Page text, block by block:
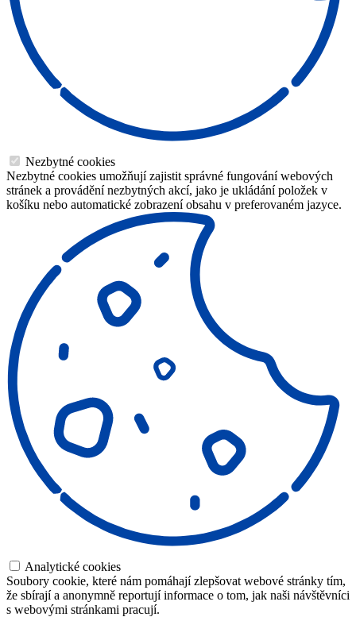
Nezbytné cookies
Nezbytné cookies umožňují zajistit správné fungování webových
stránek a provádění nezbytných akcí, jako je ukládání položek v
košíku nebo automatické zobrazení obsahu v preferovaném jazyce.
Analytické cookies
Soubory cookie, které nám pomáhají zlepšovat webové stránky tím,
že sbírají a anonymně reportují informace o tom, jak naši návštěvníci
s webovými stránkami pracují.